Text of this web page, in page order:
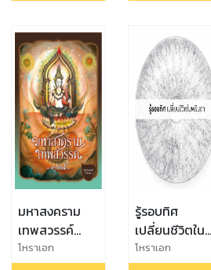
มหาสงคราม
เทพสวรรค์
ตอน ดาวดึงส์
โหราเอก
รู้รอบทิศ
เปลี่ยนชีวิตใน
พริบตา
โหราเอก